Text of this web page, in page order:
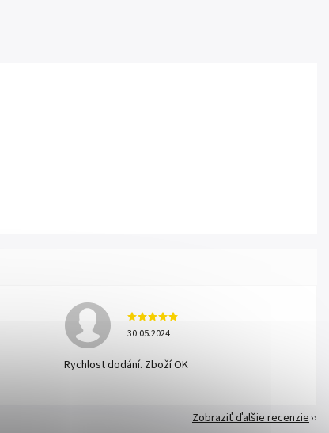
30.05.2024
Rychlost dodání. Zboží OK
Zobraziť ďalšie recenzie